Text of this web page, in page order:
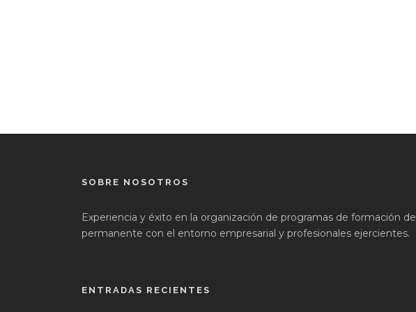
SOBRE NOSOTROS
Experiencia y éxito en la organización de programas de formación
permanente con el entorno empresarial y profesionales ejercientes.
ENTRADAS RECIENTES